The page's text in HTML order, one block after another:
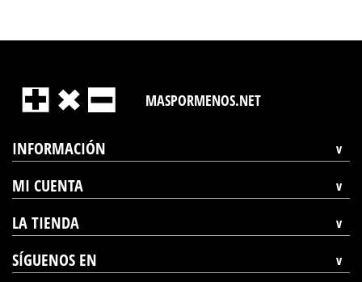
MASPORMENOS.NET
INFORMACIÓN
MI CUENTA
LA TIENDA
SÍGUENOS EN